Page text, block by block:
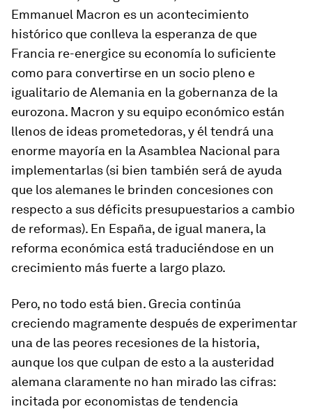
Emmanuel Macron es un acontecimiento
histórico que conlleva la esperanza de que
Francia re-energice su economía lo suficiente
como para convertirse en un socio pleno e
igualitario de Alemania en la gobernanza de la
eurozona. Macron y su equipo económico están
llenos de ideas prometedoras, y él tendrá una
enorme mayoría en la Asamblea Nacional para
implementarlas (si bien también será de ayuda
que los alemanes le brinden concesiones con
respecto a sus déficits presupuestarios a cambio
de reformas). En España, de igual manera, la
reforma económica está traduciéndose en un
crecimiento más fuerte a largo plazo.
Pero, no todo está bien. Grecia continúa
creciendo magramente después de experimentar
una de las peores recesiones de la historia,
aunque los que culpan de esto a la austeridad
alemana claramente no han mirado las cifras:
incitada por economistas de tendencia